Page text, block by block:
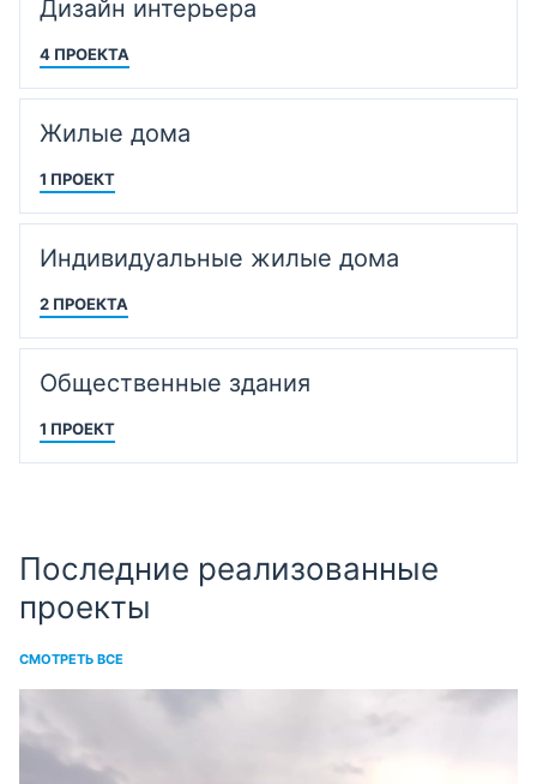
Дизайн интерьера
4 ПРОЕКТА
Жилые дома
1 ПРОЕКТ
Индивидуальные жилые дома
2 ПРОЕКТА
Общественные здания
1 ПРОЕКТ
Последние реализованные
проекты
СМОТРЕТЬ ВСЕ